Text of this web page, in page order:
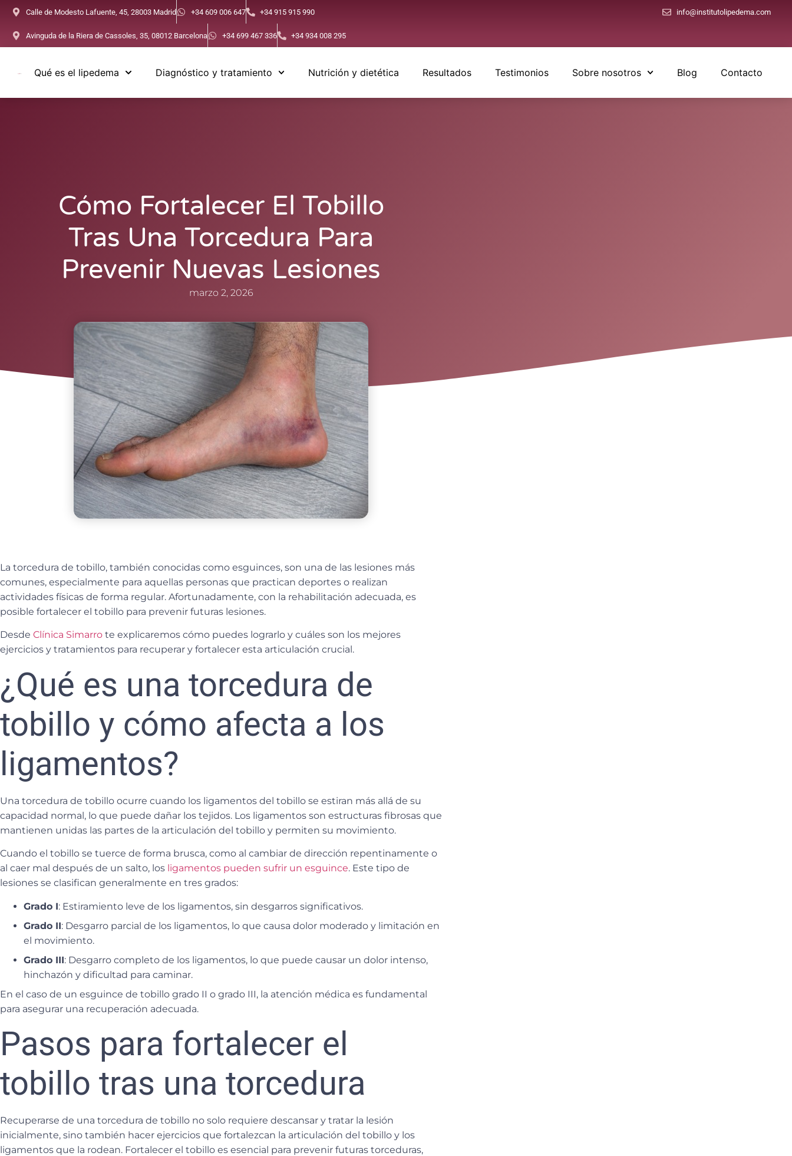
Calle de Modesto Lafuente, 45, 28003 Madrid +34 609 006 647 +34 915 915 990 info@institutolipedema.com
Avinguda de la Riera de Cassoles, 35, 08012 Barcelona +34 699 467 336 +34 934 008 295
Qué es el lipedema Diagnóstico y tratamiento Nutrición y dietética Resultados Testimonios Sobre nosotros Blog Contacto
Cómo Fortalecer El Tobillo
Tras Una Torcedura Para
Prevenir Nuevas Lesiones
marzo 2, 2026
La torcedura de tobillo, también conocidas como esguinces, son una de las lesiones más
comunes, especialmente para aquellas personas que practican deportes o realizan
actividades físicas de forma regular. Afortunadamente, con la rehabilitación adecuada, es
posible fortalecer el tobillo para prevenir futuras lesiones.
Desde Clínica Simarro te explicaremos cómo puedes lograrlo y cuáles son los mejores
ejercicios y tratamientos para recuperar y fortalecer esta articulación crucial.
¿Qué es una torcedura de
tobillo y cómo afecta a los
ligamentos?
Una torcedura de tobillo ocurre cuando los ligamentos del tobillo se estiran más allá de su
capacidad normal, lo que puede dañar los tejidos. Los ligamentos son estructuras fibrosas que
mantienen unidas las partes de la articulación del tobillo y permiten su movimiento.
Cuando el tobillo se tuerce de forma brusca, como al cambiar de dirección repentinamente o
al caer mal después de un salto, los ligamentos pueden sufrir un esguince. Este tipo de
lesiones se clasifican generalmente en tres grados:
Grado I: Estiramiento leve de los ligamentos, sin desgarros significativos.
Grado II: Desgarro parcial de los ligamentos, lo que causa dolor moderado y limitación en
el movimiento.
Grado III: Desgarro completo de los ligamentos, lo que puede causar un dolor intenso,
hinchazón y dificultad para caminar.
En el caso de un esguince de tobillo grado II o grado III, la atención médica es fundamental
para asegurar una recuperación adecuada.
Pasos para fortalecer el
tobillo tras una torcedura
Recuperarse de una torcedura de tobillo no solo requiere descansar y tratar la lesión
inicialmente, sino también hacer ejercicios que fortalezcan la articulación del tobillo y los
ligamentos que la rodean. Fortalecer el tobillo es esencial para prevenir futuras torceduras,